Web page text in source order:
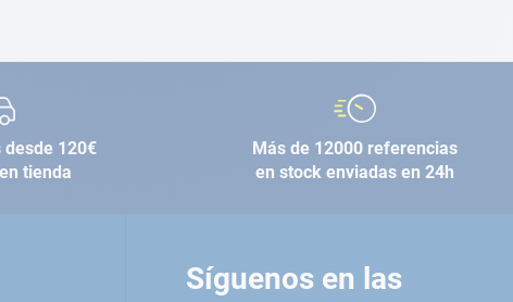
desde 120€
tienda
Más de 12000 referencias
en stock enviadas en 24h
Síguenos en las